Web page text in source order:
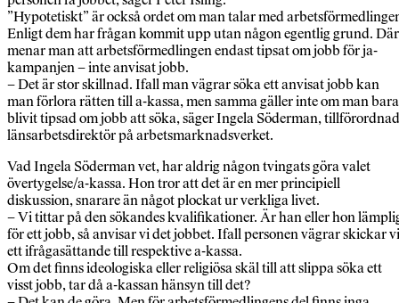
”Hypotetiskt” är också ordet om man talar med
Enligt dem har frågan kommit upp utan någon egentlig grund. Där
menar man att arbetsförmedlingen endast tipsat om jobb för ja-
kampanjen – inte anvisat jobb.
– Det är stor skillnad. Ifall man vägrar söka ett anvisat jobb kan
man förlora rätten till a-kassa, men samma gäller inte om man bara
blivit tipsad om jobb att söka, säger Ingela Söderman, tillförordnad
länsarbetsdirektör på arbetsmarknadsverket.
Vad Ingela Söderman vet, har aldrig någon tvingats göra valet
övertygelse/a-kassa. Hon tror att det är en mer principiell
diskussion, snarare än något plockat ur verkliga livet.
– Vi tittar på den sökandes kvalifikationer. Är han eller hon
för ett jobb, så anvisar vi det jobbet. Ifall personen vägrar skickar vi
ett ifrågasättande till respektive a-kassa.
Om det finns ideologiska eller religiösa skäl till att slippa söka ett
visst jobb, tar då a-kassan hänsyn till det?